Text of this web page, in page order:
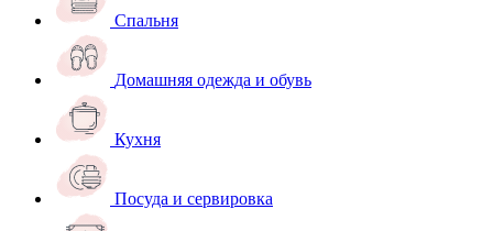
Спальня
Домашняя одежда и обувь
Кухня
Посуда и сервировка